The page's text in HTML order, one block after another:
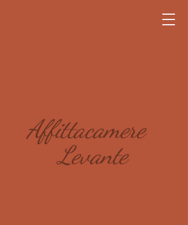
Affittacamere
Levante